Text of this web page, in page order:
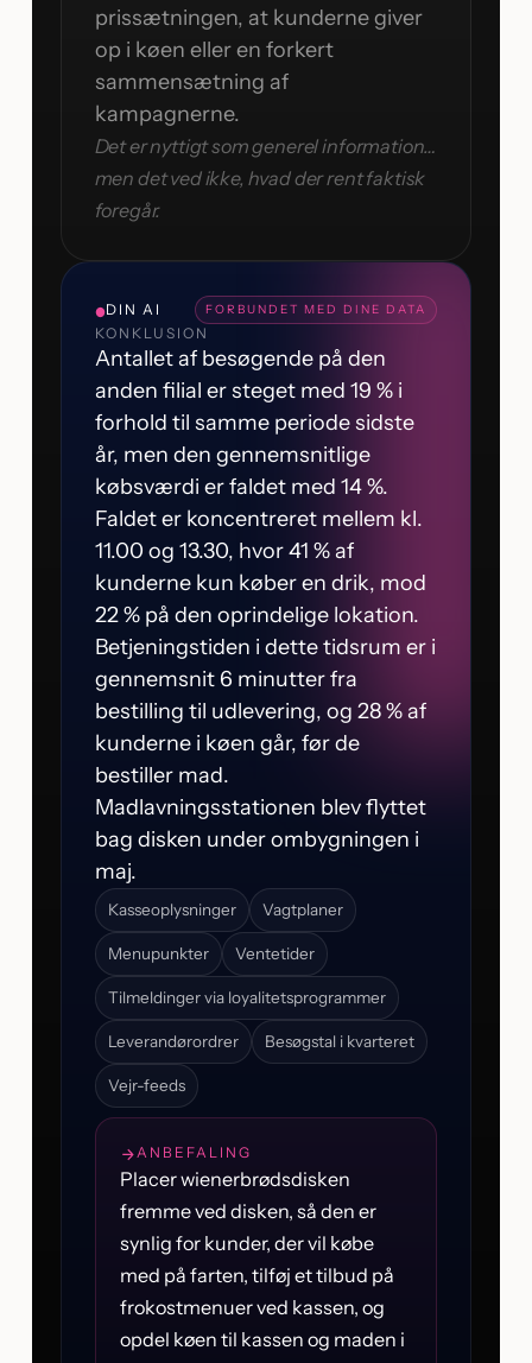
prissætningen, at kunderne giver
op i køen eller en forkert
sammensætning af
kampagnerne.
Det er nyttigt som generel information…
men det ved ikke, hvad der rent faktisk
foregår.
DIN AI FORBUNDET MED DINE DATA
KONKLUSION
Antallet af besøgende på den
anden filial er steget med 19 % i
forhold til samme periode sidste
år, men den gennemsnitlige
købsværdi er faldet med 14 %.
Faldet er koncentreret mellem kl.
11.00 og 13.30, hvor 41 % af
kunderne kun køber en drik, mod
22 % på den oprindelige lokation.
Betjeningstiden i dette tidsrum er i
gennemsnit 6 minutter fra
bestilling til udlevering, og 28 % af
kunderne i køen går, før de
bestiller mad.
Madlavningsstationen blev flyttet
bag disken under ombygningen i
maj.
Kasseoplysninger Vagtplaner
Menupunkter Ventetider
Tilmeldinger via loyalitetsprogrammer
Leverandørordrer Besøgstal i kvarteret
Vejr-feeds
ANBEFALING
Placer wienerbrødsdisken
fremme ved disken, så den er
synlig for kunder, der vil købe
med på farten, tilføj et tilbud på
frokostmenuer ved kassen, og
opdel køen til kassen og maden i